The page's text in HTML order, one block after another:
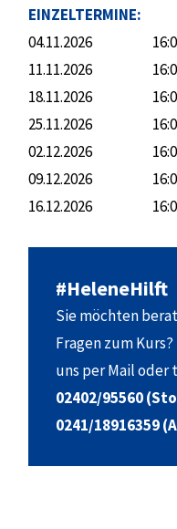
EINZELTERMINE:
04.11.2026
11.11.2026
18.11.2026
25.11.2026
02.12.2026
09.12.2026
16.12.2026
#HeleneHilft
Sie möchten
Fragen zum
uns per Mail
02402/95560
0241/18916359